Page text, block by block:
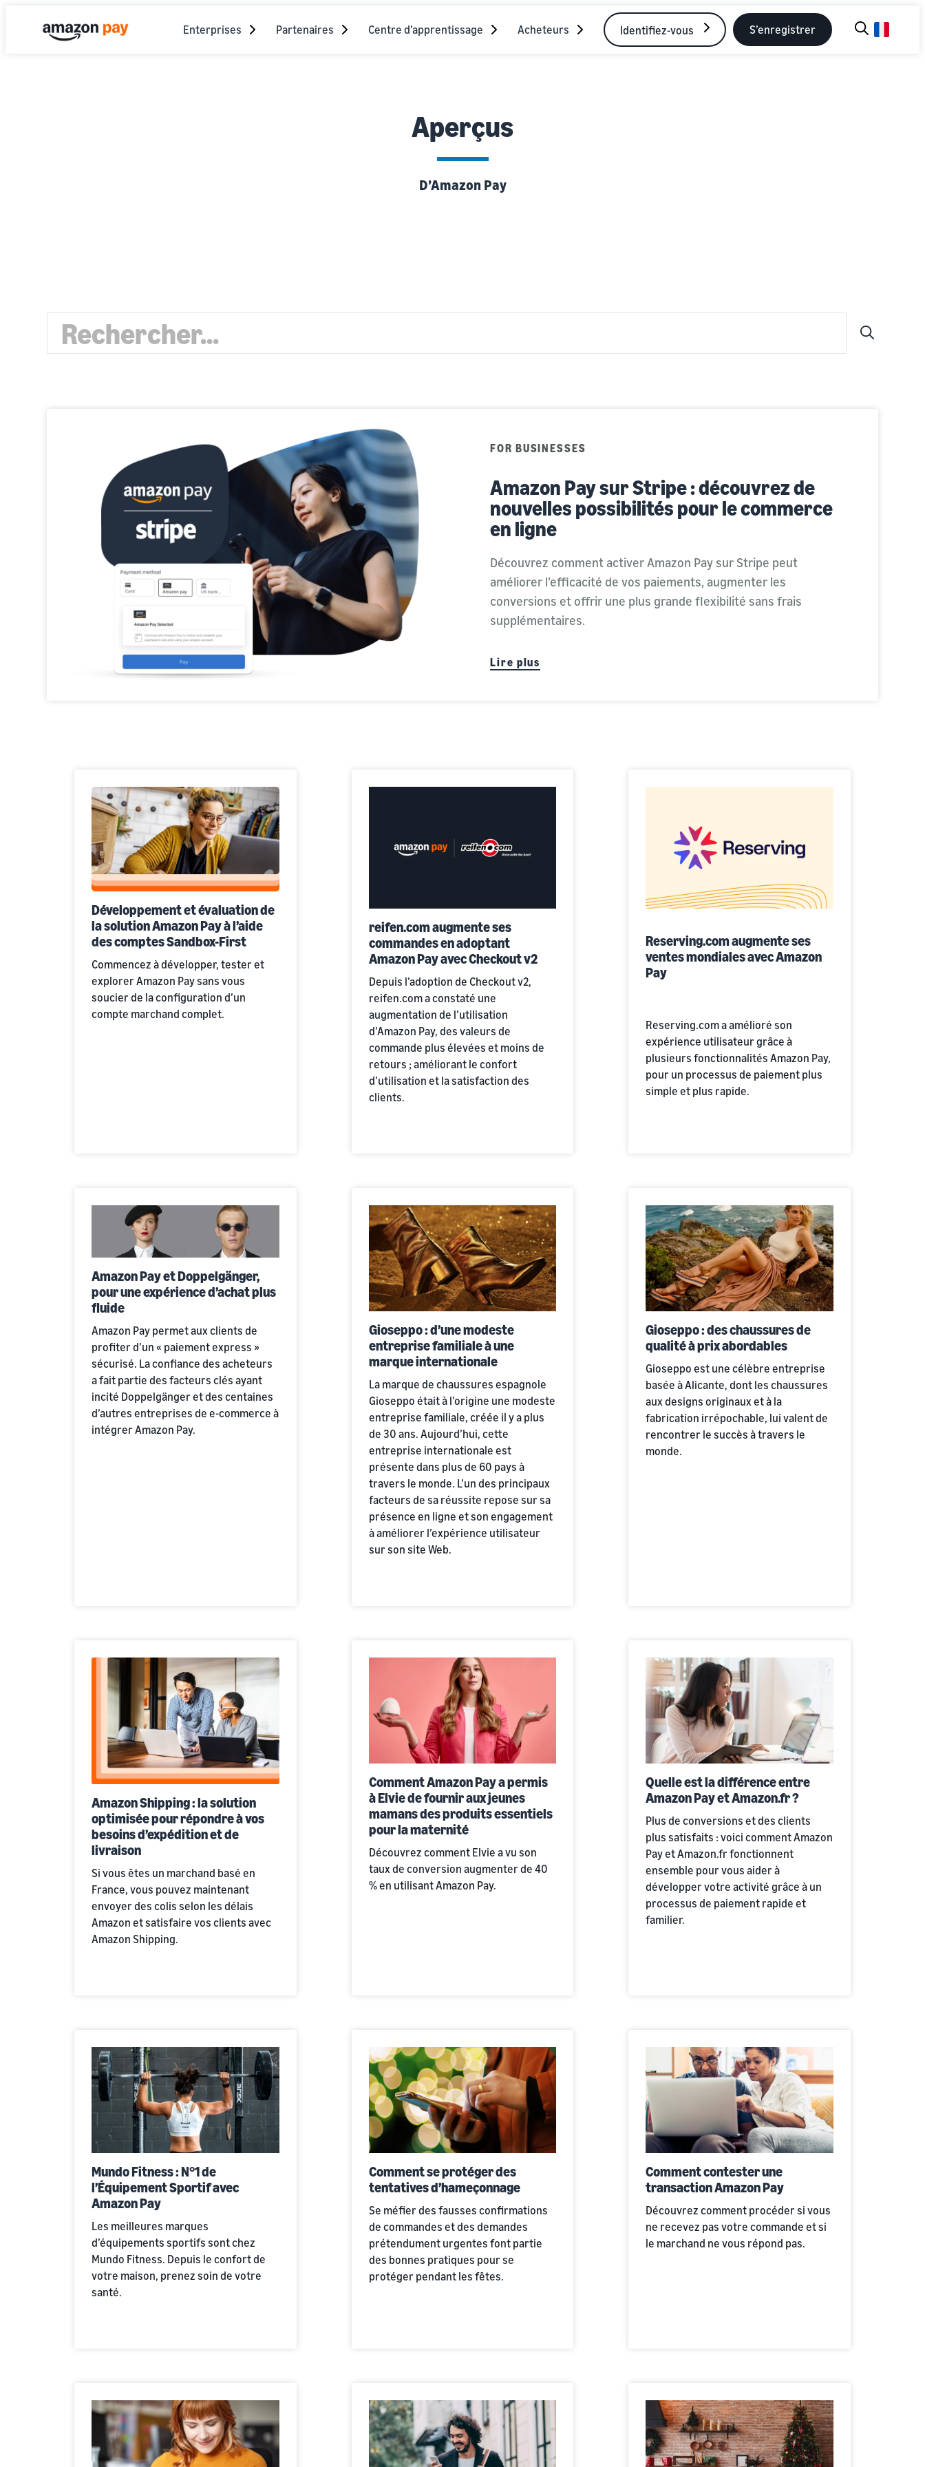
Enterprises Partenaires Centre d’apprentissage Acheteurs Identifiez-vous S’enregistrer
Aperçus
D’Amazon Pay
FOR BUSINESSES
Amazon Pay sur Stripe : découvrez de
nouvelles possibilités pour le commerce
en ligne
Découvrez comment activer Amazon Pay sur Stripe peut
améliorer l’efficacité de vos paiements, augmenter les
conversions et offrir une plus grande flexibilité sans frais
supplémentaires.
Lire plus
Développement et évaluation de
la solution Amazon Pay à l’aide
des comptes Sandbox-First
Commencez à développer, tester et
explorer Amazon Pay sans vous
soucier de la configuration d’un
compte marchand complet.
reifen.com augmente ses
commandes en adoptant
Amazon Pay avec Checkout v2
Depuis l’adoption de Checkout v2,
reifen.com a constaté une
augmentation de l’utilisation
d’Amazon Pay, des valeurs de
commande plus élevées et moins de
retours ; améliorant le confort
d’utilisation et la satisfaction des
clients.
Reserving.com augmente ses
ventes mondiales avec Amazon
Pay
Reserving.com a amélioré son
expérience utilisateur grâce à
plusieurs fonctionnalités Amazon Pay,
pour un processus de paiement plus
simple et plus rapide.
Amazon Pay et Doppelgänger,
pour une expérience d’achat plus
fluide
Amazon Pay permet aux clients de
profiter d’un « paiement express »
sécurisé. La confiance des acheteurs
a fait partie des facteurs clés ayant
incité Doppelgänger et des centaines
d’autres entreprises de e-commerce à
intégrer Amazon Pay.
Gioseppo : d’une modeste
entreprise familiale à une
marque internationale
La marque de chaussures espagnole
Gioseppo était à l’origine une modeste
entreprise familiale, créée il y a plus
de 30 ans. Aujourd’hui, cette
entreprise internationale est
présente dans plus de 60 pays à
travers le monde. L’un des principaux
facteurs de sa réussite repose sur sa
présence en ligne et son engagement
à améliorer l’expérience utilisateur
sur son site Web.
Gioseppo : des chaussures de
qualité à prix abordables
Gioseppo est une célèbre entreprise
basée à Alicante, dont les chaussures
aux designs originaux et à la
fabrication irrépochable, lui valent de
rencontrer le succès à travers le
monde.
Amazon Shipping : la solution
optimisée pour répondre à vos
besoins d’expédition et de
livraison
Si vous êtes un marchand basé en
France, vous pouvez maintenant
envoyer des colis selon les délais
Amazon et satisfaire vos clients avec
Amazon Shipping.
Comment Amazon Pay a permis
à Elvie de fournir aux jeunes
mamans des produits essentiels
pour la maternité
Découvrez comment Elvie a vu son
taux de conversion augmenter de 40
% en utilisant Amazon Pay.
Quelle est la différence entre
Amazon Pay et Amazon.fr ?
Plus de conversions et des clients
plus satisfaits : voici comment Amazon
Pay et Amazon.fr fonctionnent
ensemble pour vous aider à
développer votre activité grâce à un
processus de paiement rapide et
familier.
Mundo Fitness : N°1 de
l’Équipement Sportif avec
Amazon Pay
Les meilleures marques
d’équipements sportifs sont chez
Mundo Fitness. Depuis le confort de
votre maison, prenez soin de votre
santé.
Comment se protéger des
tentatives d’hameçonnage
Se méfier des fausses confirmations
de commandes et des demandes
prétendument urgentes font partie
des bonnes pratiques pour se
protéger pendant les fêtes.
Comment contester une
transaction Amazon Pay
Découvrez comment procéder si vous
ne recevez pas votre commande et si
le marchand ne vous répond pas.